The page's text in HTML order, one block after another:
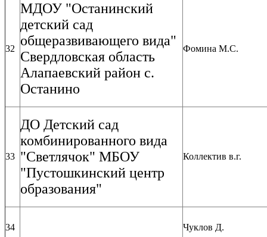
32
МДОУ "Останинский
детский сад
общеразвивающего вида"
Свердловская область
Алапаевский район с.
Останино
Фомина М.С.
33
ДО Детский сад
комбинированного вида
"Светлячок" МБОУ
"Пустошкинский центр
образования"
Коллектив в.г.
34 Чуклов Д.